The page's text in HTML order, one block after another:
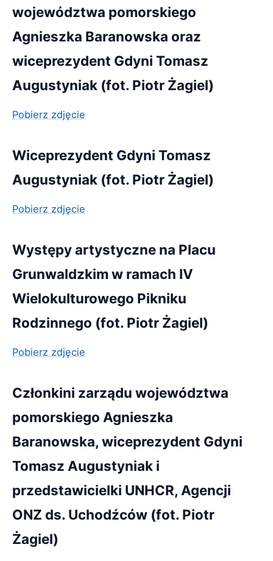
województwa pomorskiego
Agnieszka Baranowska oraz
wiceprezydent Gdyni Tomasz
Augustyniak (fot. Piotr Żagiel)
Pobierz zdjęcie
Wiceprezydent Gdyni Tomasz
Augustyniak (fot. Piotr Żagiel)
Pobierz zdjęcie
Występy artystyczne na Placu
Grunwaldzkim w ramach IV
Wielokulturowego Pikniku
Rodzinnego (fot. Piotr Żagiel)
Pobierz zdjęcie
Członkini zarządu województwa
pomorskiego Agnieszka
Baranowska, wiceprezydent Gdyni
Tomasz Augustyniak i
przedstawicielki UNHCR, Agencji
ONZ ds. Uchodźców (fot. Piotr
Żagiel)